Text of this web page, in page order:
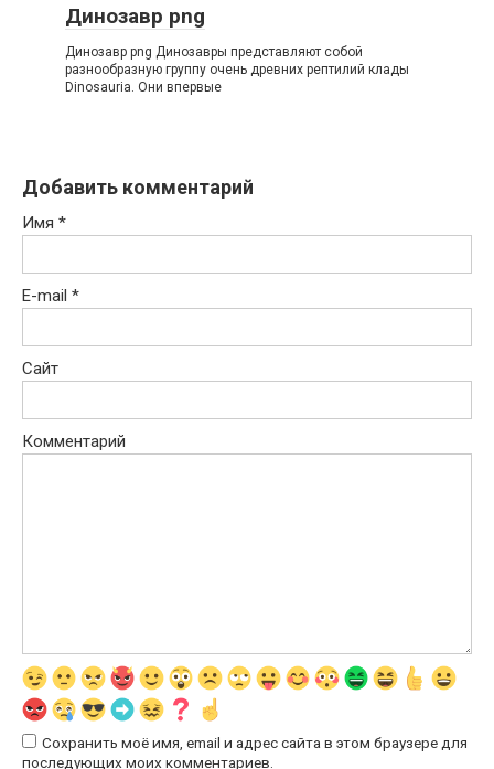
Динозавр png
Динозавр png Динозавры представляют собой
разнообразную группу очень древних рептилий клады
Dinosauria. Они впервые
Добавить комментарий
Имя *
E-mail *
Сайт
Комментарий
Сохранить моё имя, email и адрес сайта в этом браузере для
последующих моих комментариев.